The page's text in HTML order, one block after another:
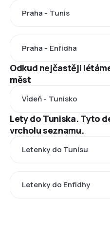
Praha - Tunis
Praha - Enfidha
Odkud nejčastěji
měst
Vídeň - Tunisko
Lety do Tuniska. Tyto
vrcholu seznamu.
Letenky do Tunisu
Letenky do Enfidhy